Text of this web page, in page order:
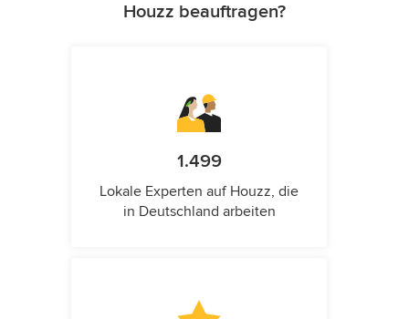
Houzz beauftragen?
1.499
Lokale Experten auf Houzz, die
in Deutschland arbeiten